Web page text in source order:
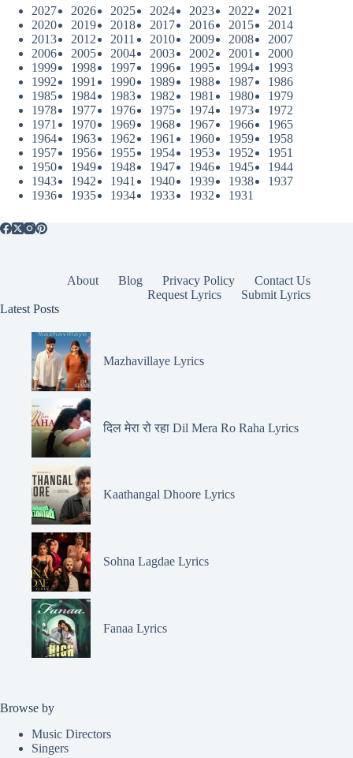
2027
2026 2025 2024 2023 2022
2021
2020
2019 2018 2017 2016 2015
2014
2013
2012 2011 2010 2009 2008
2007
2006
2005 2004 2003 2002 2001
2000
1999
1998 1997 1996 1995 1994
1993
1992
1991 1990 1989 1988 1987
1986
1985
1984 1983 1982 1981 1980
1979
1978
1977 1976 1975 1974 1973
1972
1971
1970 1969 1968 1967 1966
1965
1964
1963 1962 1961 1960 1959
1958
1957
1956 1955 1954 1953 1952
1951
1950
1949 1948 1947 1946 1945
1944
1943
1942 1941 1940 1939 1938
1937
1936
1935 1934 1933 1932 1931
About Blog Privacy Policy
Contact Us
Request Lyrics
Submit Lyrics
Latest Posts
Mazhavillaye Lyrics
दिल मेरा रो रहा Dil Mera Ro Raha Lyrics
Kaathangal Dhoore Lyrics
Sohna Lagdae Lyrics
Fanaa Lyrics
Browse by
Music Directors
Singers